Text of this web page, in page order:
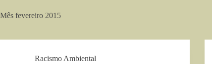
Mês fevereiro 2015
Racismo Ambiental